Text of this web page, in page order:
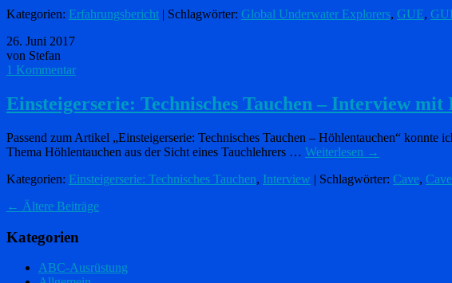
Kategorien: Erfahrungsbericht | Schlagwörter: Global Underwater Explorers, GUE,
26. Juni 2017
von Stefan
1 Kommentar
Einsteigerserie: Technisches Tauchen – Interview
Passend zum Artikel „Einsteigerserie: Technisches Tauchen – Höhlentauchen“
Thema Höhlentauchen aus der Sicht eines Tauchlehrers … Weiterlesen →
Kategorien: Einsteigerserie: Technisches Tauchen, Interview | Schlagwörter: Cave,
← Ältere Beiträge
Kategorien
ABC-Ausrüstung